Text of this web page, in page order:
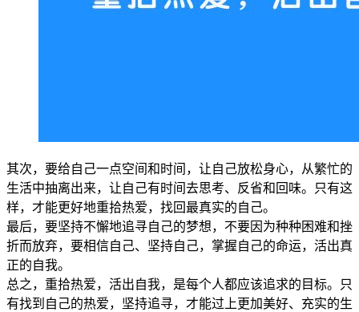
其次，要给自己一点空间和时间，让自己放松身心，从繁忙的
生活中抽离出来，让自己有时间去思考、反省和回味。只有这
样，才能更好地重拾热爱，找回最真实的自己。
最后，要坚持不懈地追寻自己的梦想，不要因为种种困难和挫
折而放弃，要相信自己、坚持自己，掌握自己的命运，活出真
正的自我。
总之，重拾热爱，活出自我，是每个人都应该追求的目标。只
有找到自己的热爱，坚持追寻，才能过上更加美好、充实的生